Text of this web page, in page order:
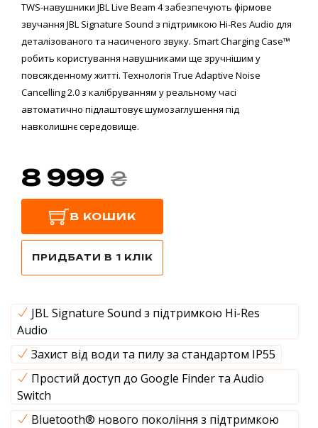
TWS-навушники JBL Live Beam 4 забезпечують фірмове
звучання JBL Signature Sound з підтримкою Hi-Res Audio для
деталізованого та насиченого звуку. Smart Charging Case™
робить користування навушниками ще зручнішим у
повсякденному житті. Технологія True Adaptive Noise
Cancelling 2.0 з калібруванням у реальному часі
автоматично підлаштовує шумозаглушення під
навколишнє середовище.
8 999 ₴
В КОШИК
ПРИДБАТИ В 1 КЛІК
JBL Signature Sound з підтримкою Hi-Res
Audio
Захист від води та пилу за стандартом IP55
Простий доступ до Google Finder та Audio
Switch
Bluetooth® нового покоління з підтримкою